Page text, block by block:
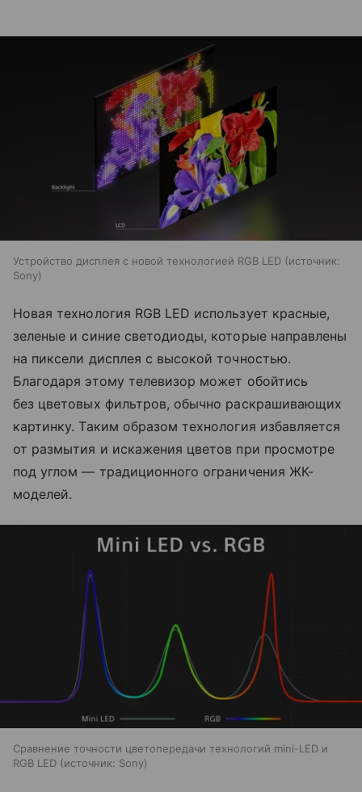
Устройство дисплея с новой технологией RGB LED
источник:
Sony
Новая технология RGB LED использует красные,
зеленые и синие светодиоды, которые направлены
на пиксели дисплея с высокой точностью.
Благодаря этому телевизор может обойтись
без цветовых фильтров, обычно раскрашивающих
картинку. Таким образом технология избавляется
от размытия и искажения цветов при просмотре
под углом — традиционного ограничения ЖК-
моделей.
Сравнение точности цветопередачи технологий mini-LED и
RGB LED
источник: Sony